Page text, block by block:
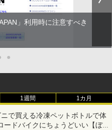
」利用時に注意すべき
●
1週間 1カ月
で買える冷凍ペットボトルで体
ードバイクにちょうどいい【ぼっ